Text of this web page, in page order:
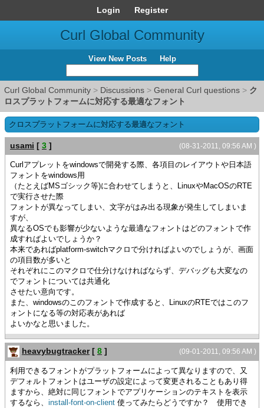
Login Register
Curl Global Community
View New Posts Help
Curl Global Community > Discussions > General Curl questions > ク
ロスプラットフォームに対応する最適なフォント
クロスプラットフォームに対応する最適なフォント
(08-31-2011, 09:56 AM )
usami [ 3 ]
Curlアプレットをwindowsで開発する際、各項目のレイアウトや日本語
フォントをwindows用
（たとえばMSゴシック等)に合わせてしまうと、LinuxやMacOSのRTE
で実行させた際
フォントが異なってしまい、文字がはみ出る現象が発生してしまいま
すが、
異なるOSでも影響が少ないような最適なフォントはどのフォントで作
成すればよいでしょうか？
本来であればplatform-switchマクロで分ければよいのでしょうが、画面
の項目数が多いと
それぞれにこのマクロで仕分けなければならず、デバッグも大変なの
でフォントについては共通化
させたい意向です。
また、windowsのこのフォントで作成すると、LinuxのRTEではこのフ
ォントになる等の対応表があれば
よいかなと思いました。
(09-01-2011, 09:56 AM )
heavybugtracker [ 8 ]
利用できるフォントがプラットフォームによって異なりますので、又
デフォルトフォントはユーザの設定によって変更されることもあり得
ますから、絶対に同じフォントでアプリケーションのテキストを表示
するなら、 install-font-on-client 使ってみたらどうですか？ 使用でき